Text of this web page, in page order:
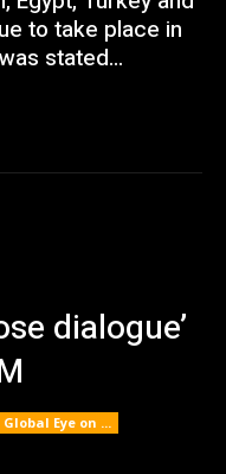
to take place in
stated...